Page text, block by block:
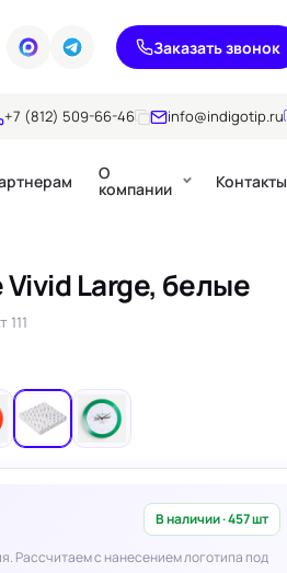
Заказать звонок
+7 (812) 509-66-46 info@indigotip.ru
Презентации, годовые
отчеты
О
компании Контакты
Large, белые
111
В наличии · 457 шт
Рассчитаем с нанесением логотипа под